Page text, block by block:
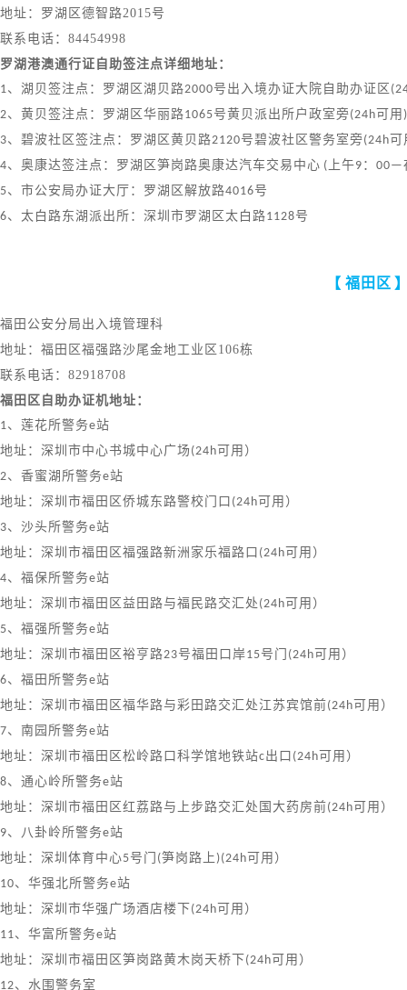
地址：罗湖区德智路2015号
联系电话： 84454998
罗湖港澳通行证自助签注点详细地址：
1、湖贝签注点：罗湖区湖贝路2000号出入境办证大院自助办证区
2、黄贝签注点：罗湖区华丽路1065号黄贝派出所户政室旁(24h 可用 )
3、碧波社区签注点：罗湖区黄贝路2120号碧波社区警务室旁(24h 可
4、奥康达签注点：罗湖区笋岗路奥康达汽车交易中心 (上午9 ： 00—
5、市公安局办证大厅：罗湖区解放路4016号
6、太白路东湖派出所：深圳市罗湖区太白路1128号
【 福田区
福田公安分局出入境管理科
地址：福田区福强路沙尾金地工业区 106栋
联系电话： 82918708
福田区自助办证机地址：
1、莲花所警务e站
地址：深圳市中心书城中心广场 (24h 可用）
2、香蜜湖所警务e站
地址：深圳市福田区侨城东路警校门口 (24h 可用）
3、沙头所警务e站
地址：深圳市福田区福强路新洲家乐福路口 (24h 可用）
4、福保所警务e站
地址：深圳市福田区益田路与福民路交汇处(24h 可用）
5、福强所警务e站
地址：深圳市福田区裕亨路23号福田口岸15号门 (24h 可用）
6、福田所警务e站
地址：深圳市福田区福华路与彩田路交汇处江苏宾馆前 (24h 可用）
7、南园所警务e站
地址：深圳市福田区松岭路口科学馆地铁站c出口 (24h 可用）
8、通心岭所警务e站
地址：深圳市福田区红荔路与上步路交汇处国大药房前 (24h 可用）
9、八卦岭所警务e站
地址：深圳体育中心5号门 (笋岗路上)(24h 可用）
10、华强北所警务e站
地址：深圳市华强广场酒店楼下 (24h 可用）
11、华富所警务e站
地址：深圳市福田区笋岗路黄木岗天桥下 (24h 可用）
12、水围警务室